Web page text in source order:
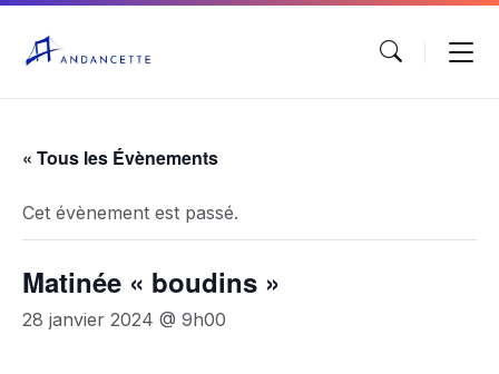
« Tous les Évènements
Cet évènement est passé.
Matinée « boudins »
28 janvier 2024 @ 9h00